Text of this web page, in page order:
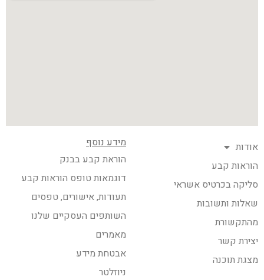
אודות
הוראות קבע
סליקה בכרטיס אשראי
שאלות ותשובות
מהתקשורת
יצירת קשר
מצגת תוכנה
מידע נוסף
הוראת קבע בבנק
דוגמאות טופס הוראות קבע
תעודות, אישורים, טפסים
השותפים העסקיים שלנו
מאמרים
אבטחת מידע
ניוזלטר